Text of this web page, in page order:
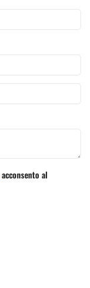
acconsento al